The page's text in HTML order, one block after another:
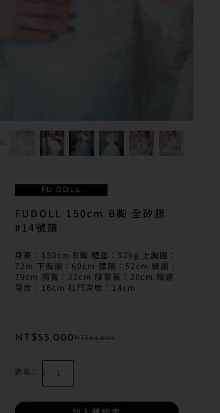
FU DOLL
FUDOLL 150cm B胸 全矽膠
#14號頭
身高：150cm B胸 體重：30kg 上胸圍：
72m 下胸圍：60cm 腰圍：52cm 臀圍：
79cm 肩寬：32cm 腳掌長：20cm 陰道
深度：16cm 肛門深度：14cm
NT$62,000
NT$ 55,000
數量：